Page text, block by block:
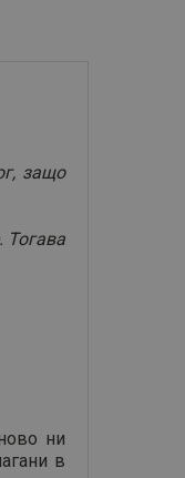
защо
Тогава
ни
в